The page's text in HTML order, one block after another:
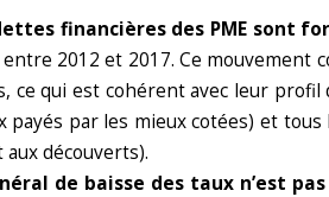
financières des PME sont
2012 et 2017. Ce mouvement
ce qui est cohérent avec leur
payés par les mieux cotées) et
aux découverts).
de baisse des taux n’est